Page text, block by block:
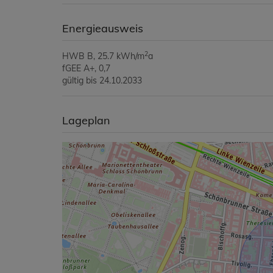
Energieausweis
HWB B, 25.7 kWh/m2a
fGEE A+, 0,7
gültig bis 24.10.2033
Lageplan